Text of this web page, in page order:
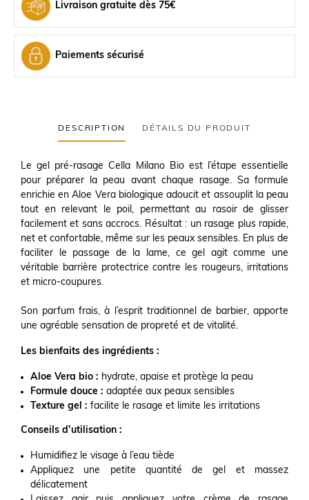
Livraison gratuite dès 75€
Paiements sécurisé
DESCRIPTION DÉTAILS DU PRODUIT
Le gel pré-rasage Cella Milano Bio est l’étape essentielle
pour préparer la peau avant chaque rasage. Sa formule
enrichie en Aloe Vera biologique adoucit et assouplit la peau
tout en relevant le poil, permettant au rasoir de glisser
facilement et sans accrocs. Résultat : un rasage plus rapide,
net et confortable, même sur les peaux sensibles. En plus de
faciliter le passage de la lame, ce gel agit comme une
véritable barrière protectrice contre les rougeurs, irritations
et micro-coupures.
Son parfum frais, à l’esprit traditionnel de barbier, apporte
une agréable sensation de propreté et de vitalité.
Les bienfaits des ingrédients :
Aloe Vera bio : hydrate, apaise et protège la peau
Formule douce : adaptée aux peaux sensibles
Texture gel : facilite le rasage et limite les irritations
Conseils d’utilisation :
Humidifiez le visage à l’eau tiède
Appliquez une petite quantité de gel et massez
délicatement